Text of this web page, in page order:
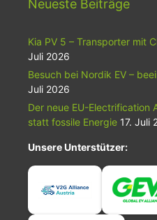
Neueste Beiträge
Kia PV 5 – Transporter mit
Juli 2026
Besuch bei Nordik EV –
Juli 2026
Der neue EU-Electrification
statt fossile Energie 17. Juli
Unsere Unterstützer: